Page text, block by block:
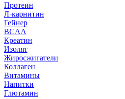
Протеин
Л-карнитин
Гейнер
BCAA
Креатин
Изолят
Жиросжигатели
Коллаген
Витамины
Напитки
Глютамин